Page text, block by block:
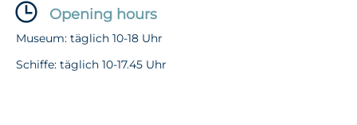
Opening hours
Museum: täglich 10-18 Uhr
Schiffe: täglich 10-17.45 Uhr